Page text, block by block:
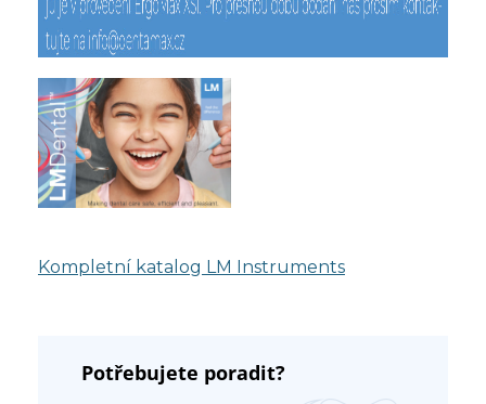
Kompletní katalog LM Instruments
Potřebujete poradit?